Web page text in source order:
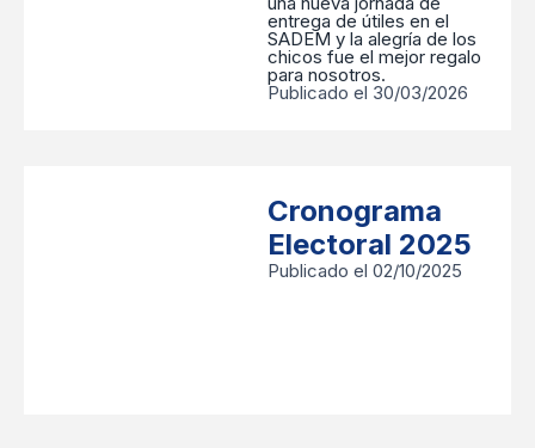
entrega de útiles en el
SADEM y la alegría de los
chicos fue el mejor regalo
para nosotros.
Publicado el 30/03/2026
Cronograma
Electoral 2025
Publicado el 02/10/2025